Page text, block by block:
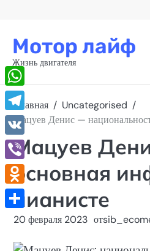
содержимому
Мотор лайф
Жизнь двигателя
Главная
Uncategorised
Мацуев Денис —
Мацуев
основная
пианисте
20 февраля 2023 от
WhatsApp
Telegram
VK
Viber
Odnoklassniki
Отправить